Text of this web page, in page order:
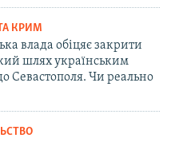
КРИМ
влада обіцяє закрити
шлях українським
Севастополя. Чи реально